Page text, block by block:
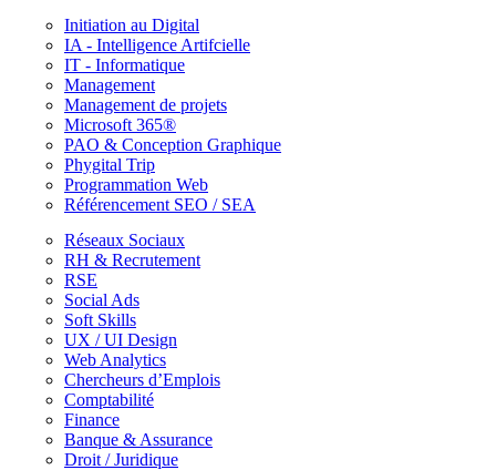
Initiation au Digital
IA - Intelligence Artifcielle
IT - Informatique
Management
Management de projets
Microsoft 365®
PAO & Conception Graphique
Phygital Trip
Programmation Web
Référencement SEO / SEA
Réseaux Sociaux
RH & Recrutement
RSE
Social Ads
Soft Skills
UX / UI Design
Web Analytics
Chercheurs d’Emplois
Comptabilité
Finance
Banque & Assurance
Droit / Juridique